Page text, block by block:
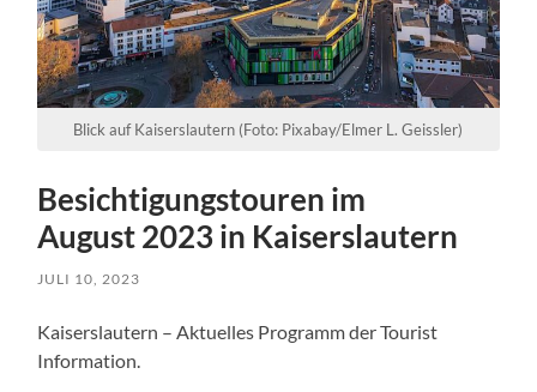
Blick auf Kaiserslautern (Foto: Pixabay/Elmer L. Geissler)
Besichtigungstouren im
August 2023 in Kaiserslautern
JULI 10, 2023
Kaiserslautern – Aktuelles Programm der Tourist
Information.